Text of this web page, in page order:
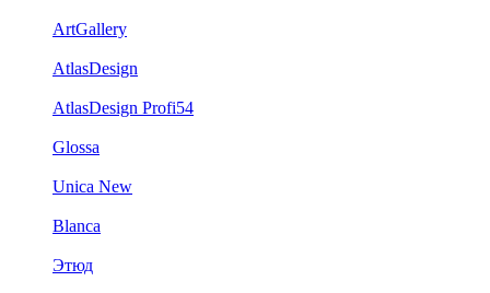
ArtGallery
AtlasDesign
AtlasDesign Profi54
Glossa
Unica New
Blanca
Этюд